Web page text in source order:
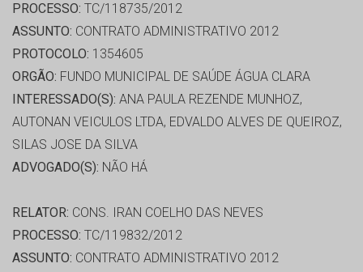
PROCESSO: TC/118735/2012
ASSUNTO: CONTRATO ADMINISTRATIVO 2012
PROTOCOLO: 1354605
ORGÃO: FUNDO MUNICIPAL DE SAÚDE ÁGUA CLARA
INTERESSADO(S): ANA PAULA REZENDE MUNHOZ,
AUTONAN VEICULOS LTDA, EDVALDO ALVES DE QUEIROZ,
SILAS JOSE DA SILVA
ADVOGADO(S): NÃO HÁ
RELATOR: CONS. IRAN COELHO DAS NEVES
PROCESSO: TC/119832/2012
ASSUNTO: CONTRATO ADMINISTRATIVO 2012